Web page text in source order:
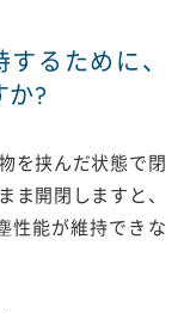
るために、
か?
を挟んだ状態で閉
ま開閉しますと、
性能が維持できな